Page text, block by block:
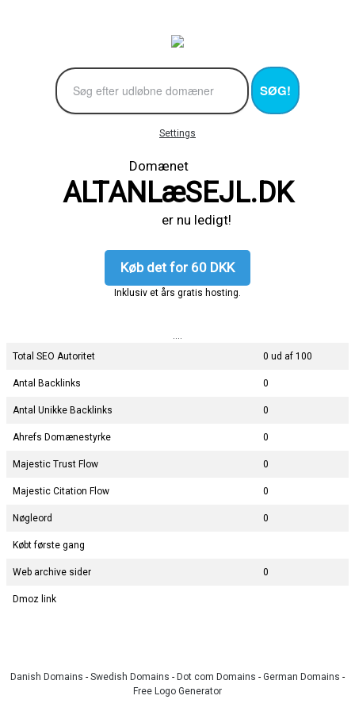
SØG!
Settings
Domænet
ALTANLæSEJL.DK
er nu ledigt!
Køb det for 60 DKK
Inklusiv et års gratis hosting.
Total SEO Autoritet
0 ud af 100
Antal Backlinks 0
Antal Unikke Backlinks 0
Ahrefs Domænestyrke 0
Majestic Trust Flow 0
Majestic Citation Flow 0
Nøgleord 0
Købt første gang
Web archive sider 0
Dmoz link
Danish Domains - Swedish Domains - Dot com Domains - German Domains -
Free Logo Generator